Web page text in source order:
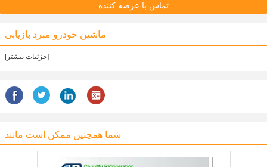
تماس با عرضه کننده
ماشین خودرو مبرد بازیابی
[جزئیات بیشتر]
شما همچنین ممکن است مانند